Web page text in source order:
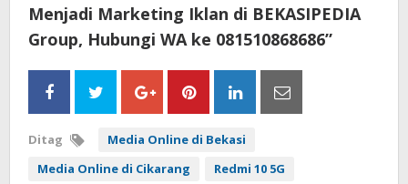
Menjadi Marketing Iklan di BEKASIPEDIA
Group, Hubungi WA ke 081510868686”
Ditag
Media Online di Bekasi
Media Online di Cikarang
Redmi 10 5G